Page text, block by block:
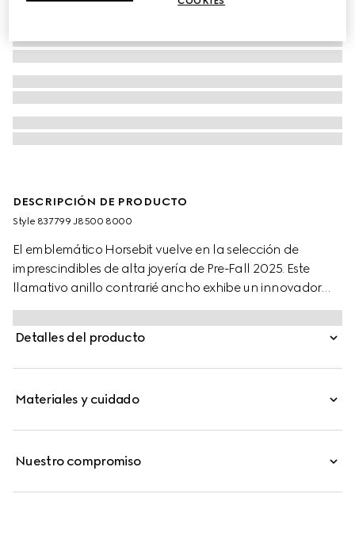
DESCRIPCIÓN DE PRODUCTO
Style ‎837799 J8500 8000
El emblemático Horsebit vuelve en la selección de
imprescindibles de alta joyería de Pre-Fall 2025. Este
llamativo anillo contrarié ancho exhibe un innovador
diseño con varios detalles Horsebit.
Detalles del producto
Materiales y cuidado
Nuestro compromiso